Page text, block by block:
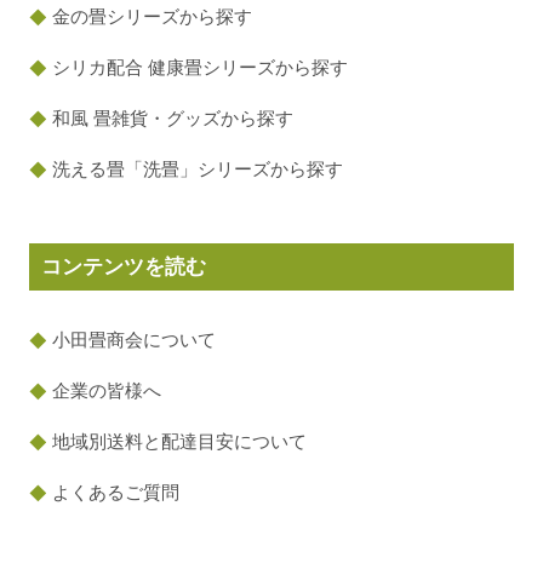
金の畳シリーズから探す
シリカ配合 健康畳シリーズから探す
和風 畳雑貨・グッズから探す
洗える畳「洗畳」シリーズから探す
コンテンツを読む
小田畳商会について
企業の皆様へ
地域別送料と配達目安について
よくあるご質問